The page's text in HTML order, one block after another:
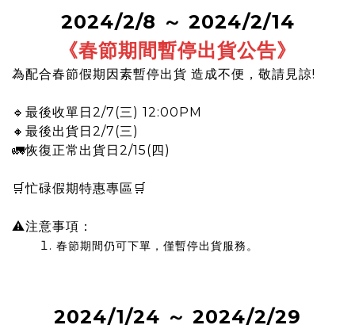
2024/2/8 ～ 2024/2/14
《春節期間暫停出貨公告》
為配合春節假期因素暫停出貨 造成不便，敬請見諒!
🔹最後收單日2/7(三) 12:00PM
🔸最後出貨日2/7(三)
🚛恢復正常出貨日2/15(四)
🛒忙碌假期特惠專區 🛒
⚠注意事項：
春節期間仍可下單，僅暫停出貨服務。
2024/1/24 ～ 2024/2/29